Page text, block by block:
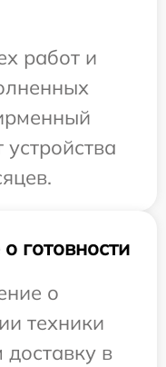
работ и
готовности
о
техники
в